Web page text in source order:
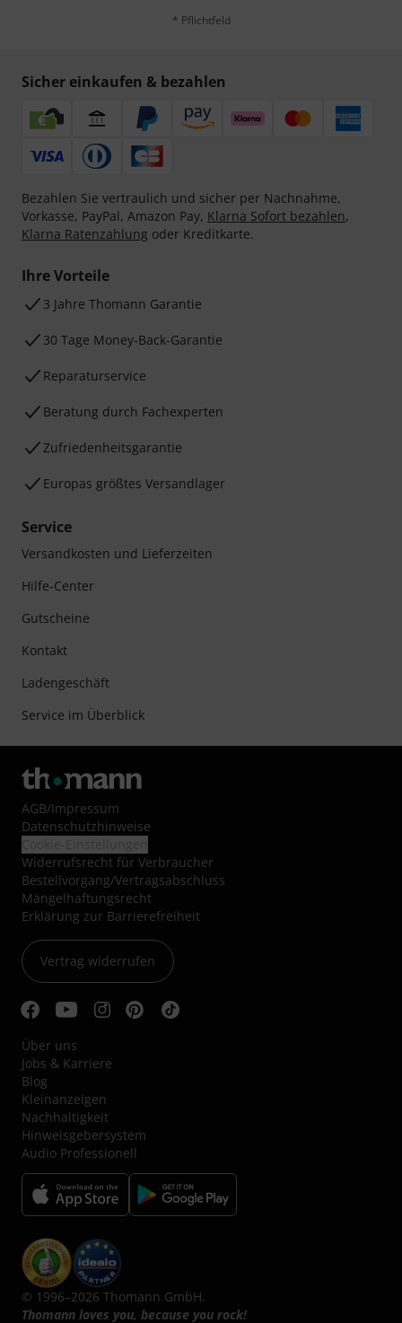
* Pflichtfeld
Sicher einkaufen & bezahlen
Bezahlen Sie vertraulich und sicher per Nachnahme,
Vorkasse, PayPal, Amazon Pay, Klarna Sofort bezahlen,
Klarna Ratenzahlung oder Kreditkarte.
Ihre Vorteile
3 Jahre Thomann Garantie
30 Tage Money-Back-Garantie
Reparaturservice
Beratung durch Fachexperten
Zufriedenheitsgarantie
Europas größtes Versandlager
Service
Versandkosten und Lieferzeiten
Hilfe-Center
Gutscheine
Kontakt
Ladengeschäft
Service im Überblick
AGB/Impressum
Datenschutzhinweise
Widerrufsrecht für Verbraucher
Bestellvorgang/Vertragsabschluss
Mängelhaftungsrecht
Erklärung zur Barrierefreiheit
Vertrag widerrufen
Über uns
Jobs & Karriere
Blog
Kleinanzeigen
Nachhaltigkeit
Hinweisgebersystem
Audio Professionell
© 1996–2026 Thomann GmbH.
Thomann loves you, because you rock!